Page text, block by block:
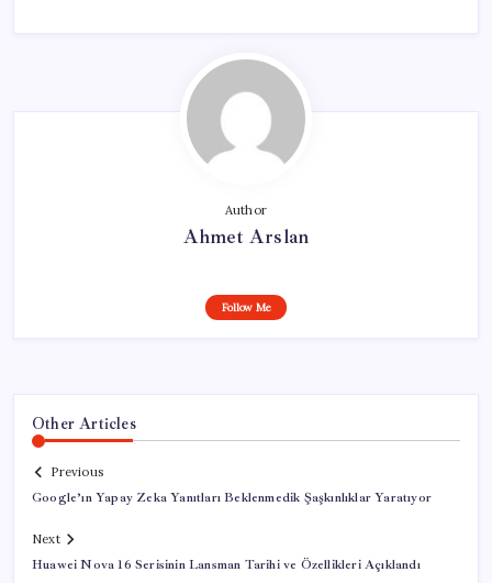
Author
Ahmet Arslan
Follow Me
Other Articles
Previous
Google’ın Yapay Zeka Yanıtları Beklenmedik Şaşkınlıklar Yaratıyor
Next
Huawei Nova 16 Serisinin Lansman Tarihi ve Özellikleri Açıklandı